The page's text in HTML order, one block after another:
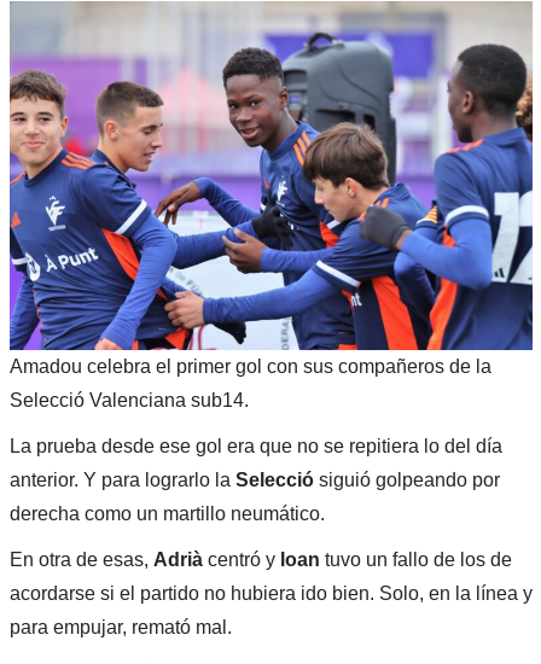
Amadou celebra el primer gol con sus compañeros de la
Selecció Valenciana sub14.
La prueba desde ese gol era que no se repitiera lo del día
anterior. Y para lograrlo la Selecciósiguió golpeando por
derecha como un martillo neumático.
En otra de esas, Adriàcentró y Ioan tuvo un fallo de los de
acordarse si el partido no hubiera ido bien. Solo, en la línea y
para empujar, remató mal.